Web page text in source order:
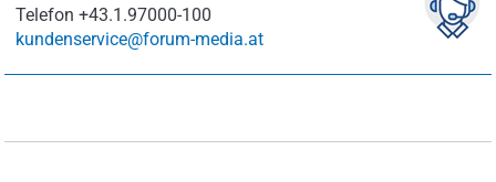
Telefon +43.1.97000-100
kundenservice@forum-media.at